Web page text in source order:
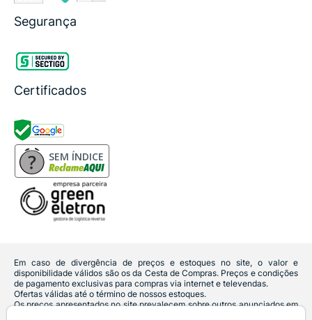
Segurança
Certificados
SEM ÍNDICE
Em caso de divergência de preços e estoques no site, o valor e
disponibilidade válidos são os da Cesta de Compras. Preços e condições
de pagamento exclusivas para compras via internet e televendas.
Ofertas válidas até o término de nossos estoques.
Os preços apresentados no site prevalecem sobre outros anunciados em